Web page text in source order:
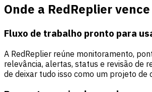
Onde a RedReplier vence
Fluxo de trabalho pronto para
A RedReplier reúne monitoramento,
relevância, alertas, status e revisão de
de deixar tudo isso como um projeto de